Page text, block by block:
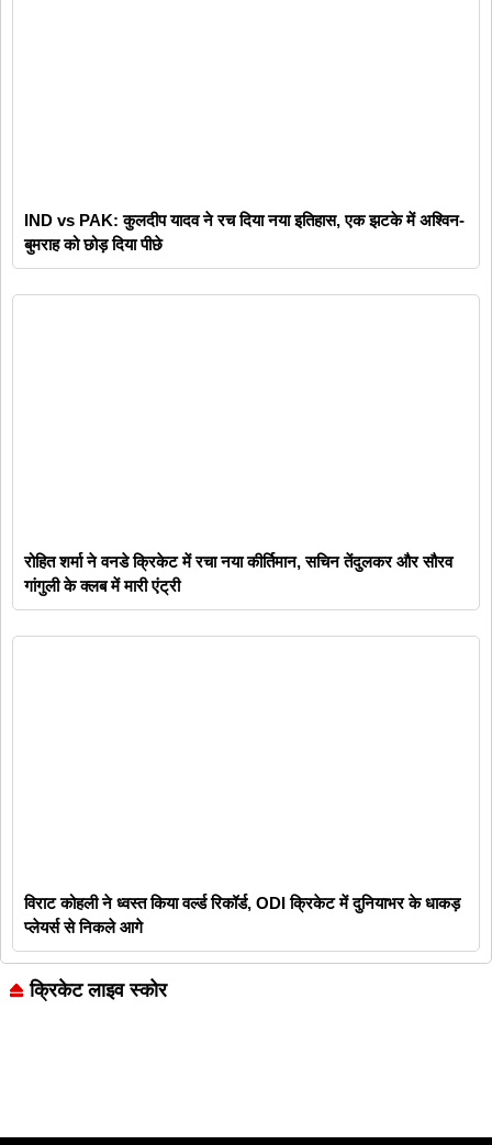
IND vs PAK: कुलदीप यादव ने रच दिया नया इतिहास, एक झटके में अश्विन-
बुमराह को छोड़ दिया पीछे
रोहित शर्मा ने वनडे क्रिकेट में रचा नया कीर्तिमान, सचिन तेंदुलकर और सौरव
गांगुली के क्लब में मारी एंट्री
विराट कोहली ने ध्वस्त किया वर्ल्ड रिकॉर्ड, ODI क्रिकेट में दुनियाभर के धाकड़
प्लेयर्स से निकले आगे
क्रिकेट लाइव स्कोर